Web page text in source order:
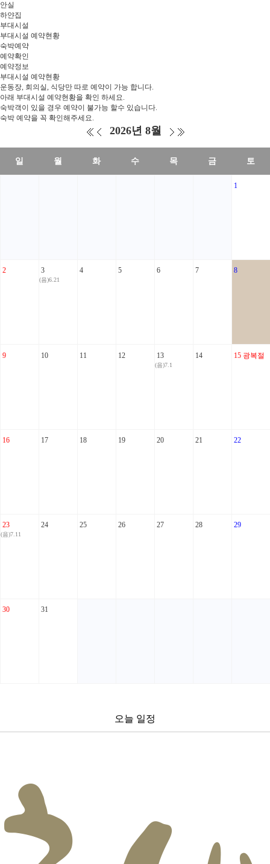
안실
하얀집
부대시설
부대시설 예약현황
숙박예약
예약확인
예약정보
부대시설 예약현황
운동장, 회의실, 식당만 따로 예약이 가능 합니다.
아래 부대시설 예약현황을 확인 하세요.
숙박객이 있을 경우 예약이 불가능 할수 있습니다.
숙박 예약을 꼭 확인해주세요.
2026년 8월
일 월 화 수 목 금 토
1
2 3
(음)6.21
4 5 6 7 8
9 10 11 12 13
(음)7.1
14 15 광복절
16 17 18 19 20 21 22
23
(음)7.11
24 25 26 27 28 29
30 31
오늘 일정